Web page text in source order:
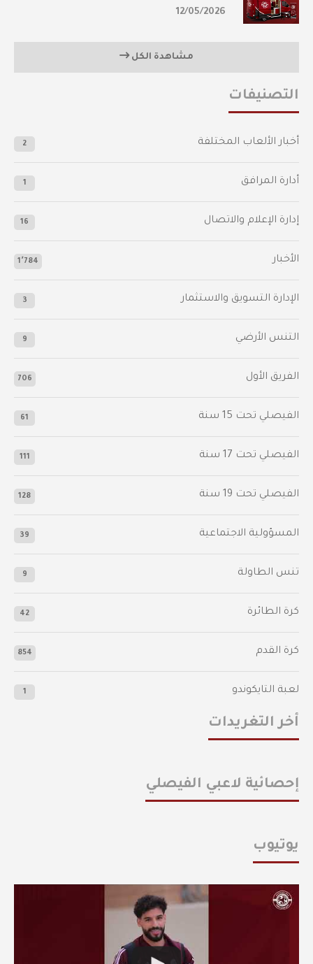
12/05/2026
مشاهدة الكل
التصنيفات
أخبار الألعاب المختلفة 2
أدارة المرافق 1
إدارة الإعلام والاتصال 16
الأخبار 1٬784
الإدارة التسويق والاستثمار 3
التنس الأرضي 9
الفريق الأول 706
الفيصلي‬⁩ تحت 15 سنة 61
‫الفيصلي‬⁩ تحت 17 سنة 111
الفيصلي‬⁩ تحت 19 سنة 128
المسؤولية الاجتماعية 39
تنس الطاولة 9
كرة الطائرة 42
كرة القدم 854
لعبة التايكوندو 1
أخر التغريدات
إحصائية لاعبي الفيصلي
يوتيوب